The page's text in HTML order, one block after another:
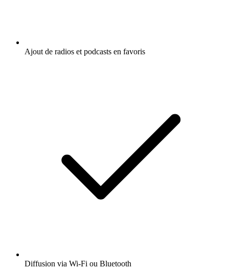
Ajout de radios et podcasts en favoris
Diffusion via Wi-Fi ou Bluetooth